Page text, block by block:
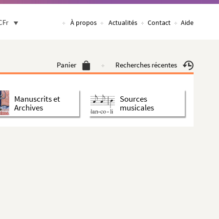
À propos Actualités Contact Aide
Panier Recherches récentes
Manuscrits et
Archives
Sources
musicales